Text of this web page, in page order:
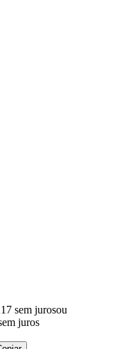
sem jurosou
juros